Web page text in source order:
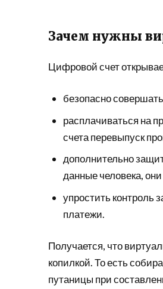
Зачем нужны
Цифровой счет
безопасно
расплачиваться на
счета перевыпуск
дополнительно
данные человека,
упростить контроль
платежи.
Получается, что
копилкой. То есть
путаницы при